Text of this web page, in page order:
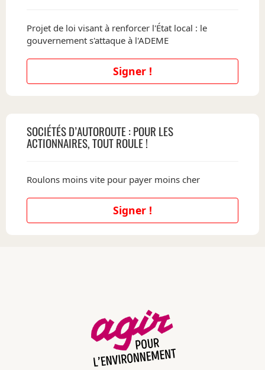
Projet de loi visant à renforcer l'État local : le
gouvernement s'attaque à l'ADEME
Signer !
SOCIÉTÉS D’AUTOROUTE : POUR LES
ACTIONNAIRES, TOUT ROULE !
Roulons moins vite pour payer moins cher
Signer !